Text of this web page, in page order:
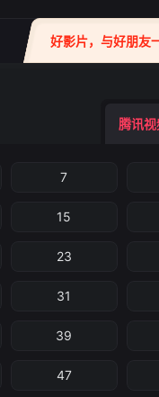
好影片，与好朋友
腾讯视
7
15
23
31
39
47